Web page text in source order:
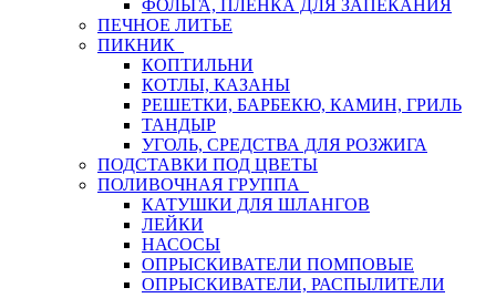
ФОЛЬГА, ПЛЕНКА ДЛЯ ЗАПЕКАНИЯ
ПЕЧНОЕ ЛИТЬЕ
ПИКНИК
КОПТИЛЬНИ
КОТЛЫ, КАЗАНЫ
РЕШЕТКИ, БАРБЕКЮ, КАМИН, ГРИЛЬ
ТАНДЫР
УГОЛЬ, СРЕДСТВА ДЛЯ РОЗЖИГА
ПОДСТАВКИ ПОД ЦВЕТЫ
ПОЛИВОЧНАЯ ГРУППА
КАТУШКИ ДЛЯ ШЛАНГОВ
ЛЕЙКИ
НАСОСЫ
ОПРЫСКИВАТЕЛИ ПОМПОВЫЕ
ОПРЫСКИВАТЕЛИ, РАСПЫЛИТЕЛИ